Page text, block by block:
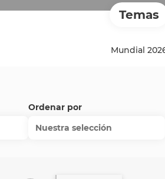
Temas
Mundial
Ordenar por
Nuestra selección